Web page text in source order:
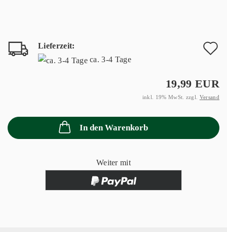
Lieferzeit:
ca. 3-4 Tage
19,99 EUR
inkl. 19% MwSt. zzgl. Versand
In den Warenkorb
Weiter mit